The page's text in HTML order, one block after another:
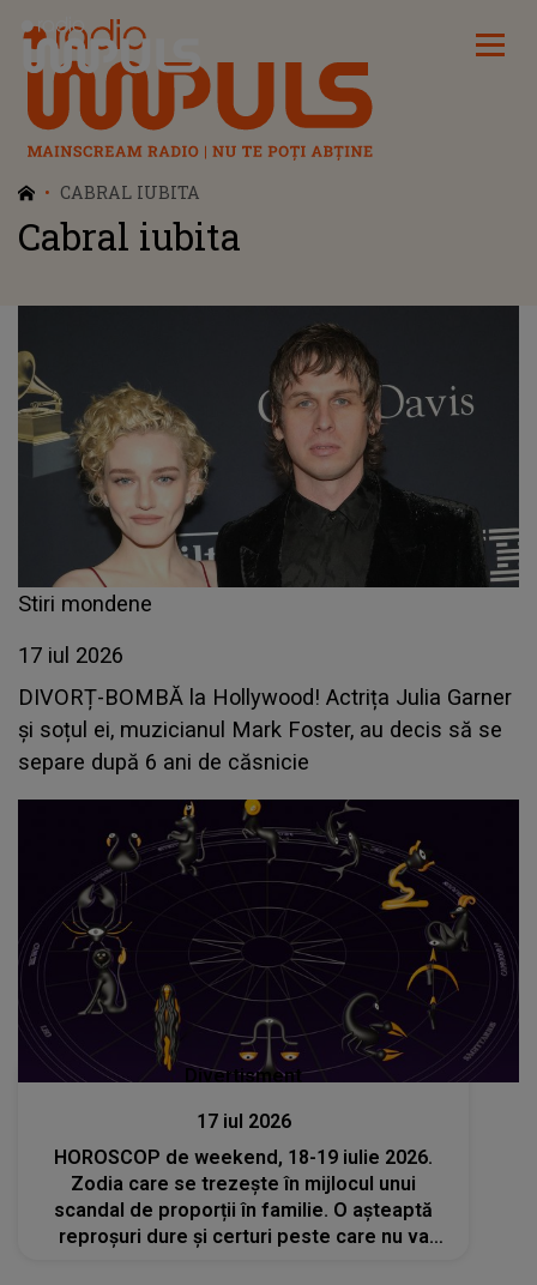
Radio Impuls
CABRAL IUBITA
Cabral iubita
Stiri mondene
17 iul 2026
DIVORȚ-BOMBĂ la Hollywood! Actrița Julia Garner
și soțul ei, muzicianul Mark Foster, au decis să se
separe după 6 ani de căsnicie
Divertisment
17 iul 2026
HOROSCOP de weekend, 18-19 iulie 2026.
Zodia care se trezește în mijlocul unui
scandal de proporții în familie. O așteaptă
reproșuri dure și certuri peste care nu va